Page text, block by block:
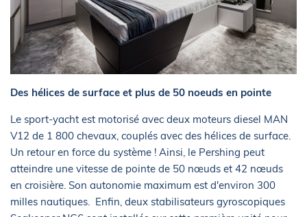
Des hélices de surface et plus de 50 noeuds en pointe
Le sport-yacht est motorisé avec deux moteurs diesel MAN
V12 de 1 800 chevaux, couplés avec des hélices de surface.
Un retour en force du système ! Ainsi, le Pershing peut
atteindre une vitesse de pointe de 50 nœuds et 42 nœuds
en croisière. Son autonomie maximum est d'environ 300
milles nautiques. Enfin, deux stabilisateurs gyroscopiques